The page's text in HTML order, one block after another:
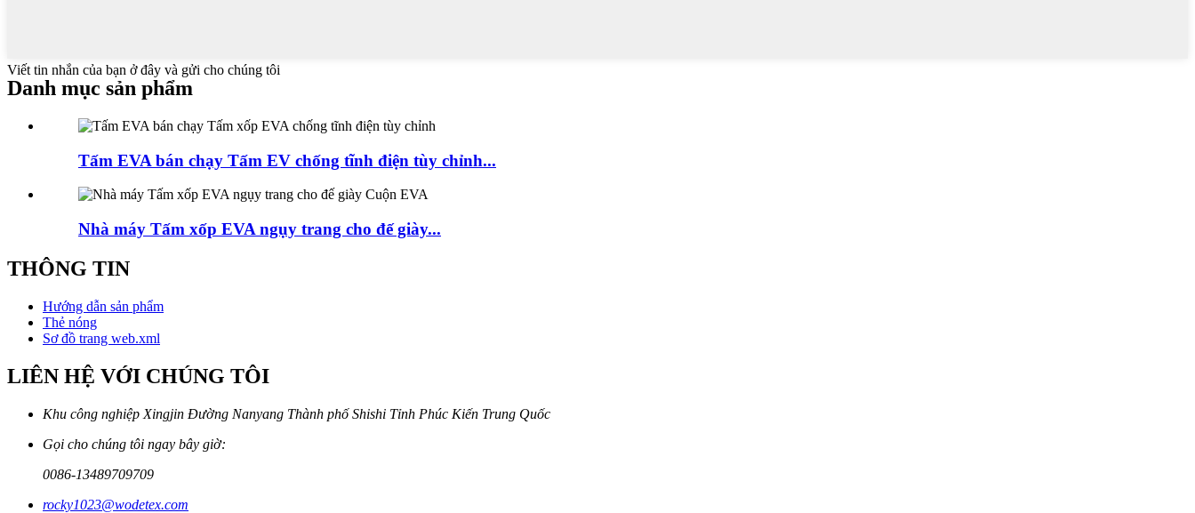
Viết tin nhắn của bạn ở đây và gửi cho chúng tôi
Danh mục sản phẩm
Tấm EVA bán chạy Tấm EV chống tĩnh điện tùy chỉnh...
Nhà máy Tấm xốp EVA ngụy trang cho đế giày...
THÔNG TIN
Hướng dẫn sản phẩm
Thẻ nóng
Sơ đồ trang web.xml
LIÊN HỆ VỚI CHÚNG TÔI
Khu công nghiệp Xingjin Đường Nanyang Thành phố Shishi Tỉnh Phúc Kiến Trung Quốc
Gọi cho chúng tôi ngay bây giờ:
0086-13489709709
rocky1023@wodetex.com